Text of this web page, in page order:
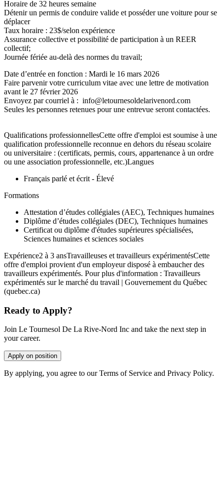
Horaire de 32 heures semaine
Détenir un permis de conduire valide et posséder une voiture pour se
déplacer
Taux horaire : 23$/selon expérience
Assurance collective et possibilité de participation à un REER
collectif;
Journée fériée au-delà des normes du travail;
Date d’entrée en fonction : Mardi le 16 mars 2026
Faire parvenir votre curriculum vitae avec une lettre de motivation
avant le 27 février 2026
Envoyez par courriel à : info@letournesoldelarivenord.com
Seules les personnes retenues pour une entrevue seront contactées.
Qualifications professionnellesCette offre d'emploi est soumise à une
qualification professionnelle reconnue en dehors du réseau scolaire
ou universitaire : (certificats, permis, cours, appartenance à un ordre
ou une association professionnelle, etc.)Langues
Français parlé et écrit - Élevé
Formations
Attestation d’études collégiales (AEC), Techniques humaines
Diplôme d’études collégiales (DEC), Techniques humaines
Certificat ou diplôme d'études supérieures spécialisées,
Sciences humaines et sciences sociales
Expérience2 à 3 ansTravailleuses et travailleurs expérimentésCette
offre d'emploi provient d'un employeur disposé à embaucher des
travailleurs expérimentés. Pour plus d'information : Travailleurs
expérimentés sur le marché du travail | Gouvernement du Québec
(quebec.ca)
Ready to Apply?
Join Le Tournesol De La Rive-Nord Inc and take the next step in
your career.
Apply on position
By applying, you agree to our Terms of Service and Privacy Policy.